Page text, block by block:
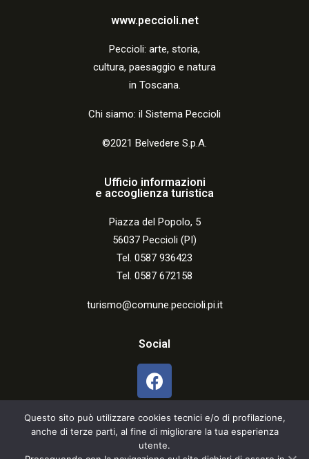
www.peccioli.net
Peccio li: arte, storia,
cultura, paesaggio e natura
in Toscana.
Chi siamo: il Sistema Peccioli
©2021 Belvedere S.p.A.
Ufficio informazioni
e accoglienza turistica
Piazza del Popolo, 5
56037 Peccioli (PI)
Tel. 0587 936423
Tel. 0587 672158
turismo@comune.peccioli.pi.it
Social
Questo sito può utilizzare cookies tecnici e/o di profilazione,
anche di terze parti, al fine di migliorare la tua esperienza
utente.